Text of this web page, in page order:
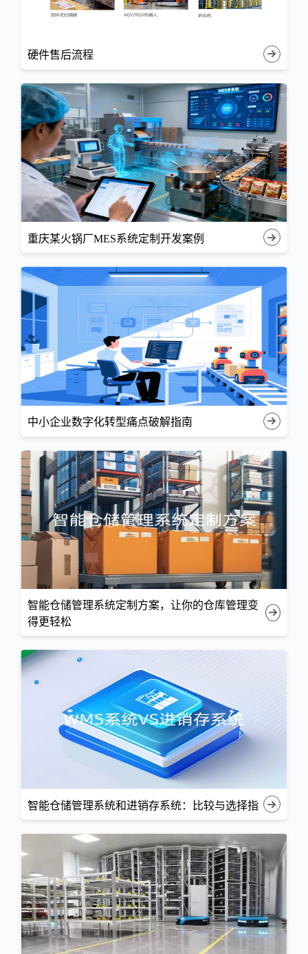
硬件售后流程
重庆某火锅厂MES系统定制开发案例
中小企业数字化转型痛点破解指南
智能仓储管理系统定制方案，让你的仓库管理变
得更轻松
智能仓储管理系统和进销存系统：比较与选择指